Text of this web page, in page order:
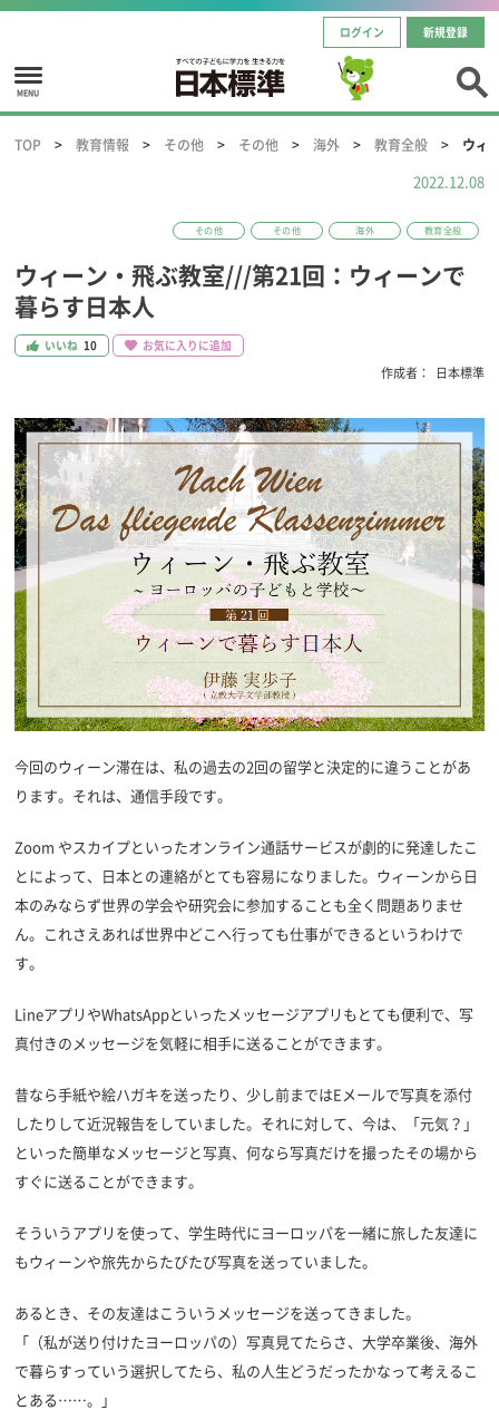
ログイン 新規登録
MENU
TOP 教育情報 その他 その他 海外 教育全般 ウィ
ウィーン・飛ぶ教室///第21回：ウィーンで
暮らす日本人
その他 その他 海外 教育全般
2022.12.08
いいね 10 お気に入りに追加
作成者： 日本標準
今回のウィーン滞在は、私の過去の2回の留学と決定的に違うことがあ
ります。それは、通信手段です。
Zoom やスカイプといったオンライン通話サービスが劇的に発達したこ
とによって、日本との連絡がとても容易になりました。ウィーンから日
本のみならず世界の学会や研究会に参加することも全く問題ありませ
ん。これさえあれば世界中どこへ行っても仕事ができるというわけで
す。
LineアプリやWhatsAppといったメッセージアプリもとても便利で、写
真付きのメッセージを気軽に相手に送ることができます。
昔なら手紙や絵ハガキを送ったり、少し前まではEメールで写真を添付
したりして近況報告をしていました。それに対して、今は、「元気？」
といった簡単なメッセージと写真、何なら写真だけを撮ったその場から
すぐに送ることができます。
そういうアプリを使って、学生時代にヨーロッパを一緒に旅した友達に
もウィーンや旅先からたびたび写真を送っていました。
あるとき、その友達はこういうメッセージを送ってきました。
「（私が送り付けたヨーロッパの）写真見てたらさ、大学卒業後、海外
で暮らすっていう選択してたら、私の人生どうだったかなって考えるこ
とある……。」